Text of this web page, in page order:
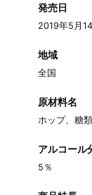
発売日
2019年5月14
地域
全国
原材料名
ホップ、糖
アルコール
5％